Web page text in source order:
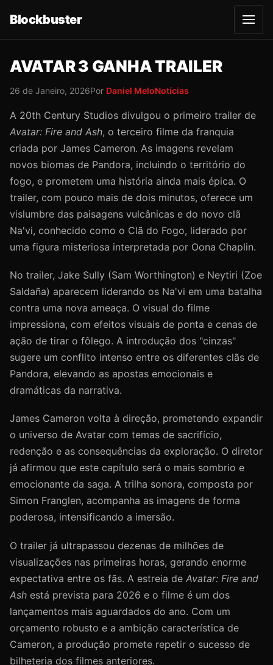
Blockbuster
A
b
r
AVATAR 3 GANHA TRAILER
26 de Janeiro, 2026Por Daniel MeloNotícias
A 20th Century Studios divulgou o primeiro trailer de
Avatar: Fire and Ash, o terceiro filme da franquia
criada por James Cameron. As imagens revelam
novos biomas de Pandora, incluindo o território do
fogo, e prometem uma história ainda mais épica. O
trailer, com pouco mais de dois minutos, oferece um
vislumbre das paisagens vulcânicas e do novo clã
Na'vi, conhecido como o Clã do Fogo, liderado por
uma figura misteriosa interpretada por Oona Chaplin.
No trailer, Jake Sully (Sam Worthington) e Neytiri (Zoe
Saldaña) aparecem liderando os Na'vi em uma batalha
contra uma nova ameaça. O visual do filme
impressiona, com efeitos visuais de ponta e cenas de
ação de tirar o fôlego. A introdução dos "cinzas"
sugere um conflito intenso entre os diferentes clãs de
Pandora, elevando as apostas emocionais e
dramáticas da narrativa.
James Cameron volta à direção, prometendo expandir
o universo de Avatar com temas de sacrifício,
redenção e as consequências da exploração. O diretor
já afirmou que este capítulo será o mais sombrio e
emocionante da saga. A trilha sonora, composta por
Simon Franglen, acompanha as imagens de forma
poderosa, intensificando a imersão.
O trailer já ultrapassou dezenas de milhões de
visualizações nas primeiras horas, gerando enorme
expectativa entre os fãs. A estreia de Avatar: Fire and
Ash está prevista para 2026 e o filme é um dos
lançamentos mais aguardados do ano. Com um
orçamento robusto e a ambição característica de
Cameron, a produção promete repetir o sucesso de
bilheteria dos filmes anteriores.